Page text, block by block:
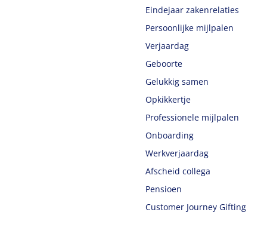
Eindejaar zakenrelaties
Persoonlijke mijlpalen
Verjaardag
Geboorte
Gelukkig samen
Opkikkertje
Professionele mijlpalen
Onboarding
Werkverjaardag
Afscheid collega
Pensioen
Customer Journey Gifting